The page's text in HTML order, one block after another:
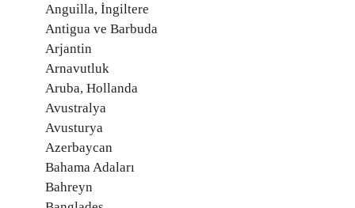
Anguilla, İngiltere
Antigua ve Barbuda
Arjantin
Arnavutluk
Aruba, Hollanda
Avustralya
Avusturya
Azerbaycan
Bahama Adaları
Bahreyn